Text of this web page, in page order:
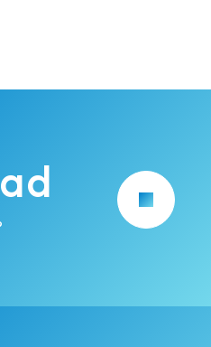
arrow_forward